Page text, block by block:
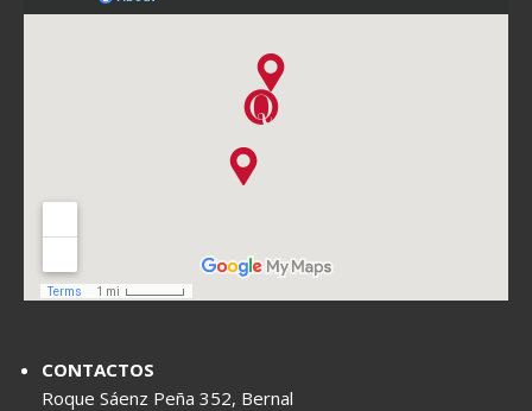
CONTACTOS
Roque Sáenz Peña 352, Bernal